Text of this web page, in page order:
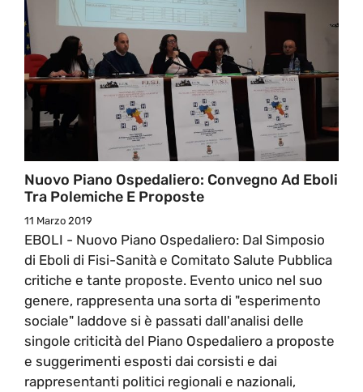
Nuovo Piano Ospedaliero: Convegno Ad Eboli
Tra Polemiche E Proposte
11 Marzo 2019
EBOLI - Nuovo Piano Ospedaliero: Dal Simposio
di Eboli di Fisi-Sanità e Comitato Salute Pubblica
critiche e tante proposte. Evento unico nel suo
genere, rappresenta una sorta di "esperimento
sociale" laddove si è passati dall'analisi delle
singole criticità del Piano Ospedaliero a proposte
e suggerimenti esposti dai corsisti e dai
rappresentanti politici regionali e nazionali,